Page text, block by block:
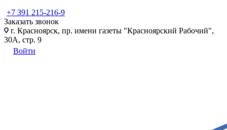
+7 391 215-216-9
Заказать звонок
г. Красноярск, пр. имени газеты "Красноярский Рабочий",
30А, стр. 9
Войти